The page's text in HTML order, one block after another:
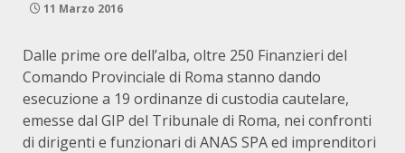
11 Marzo 2016
Dalle prime ore dell’alba, oltre 250 Finanzieri del
Comando Provinciale di Roma stanno dando
esecuzione a 19 ordinanze di custodia cautelare,
emesse dal GIP del Tribunale di Roma, nei confronti
di dirigenti e funzionari di ANAS SPA ed imprenditori